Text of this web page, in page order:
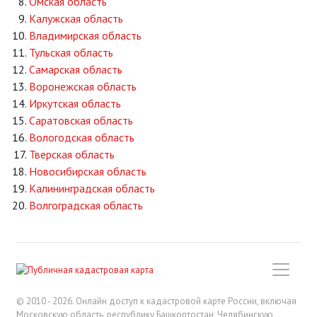
Калужская область
Владимирская область
Тульская область
Самарская область
Воронежская область
Иркутская область
Саратовская область
Вологодская область
Тверская область
Новосибирская область
Калининградская область
Волгоградская область
© 2010 - 2026. Онлайн доступ к кадастровой карте России, включая